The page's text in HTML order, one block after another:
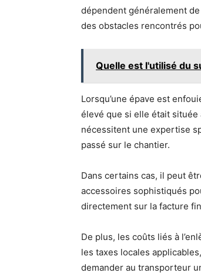
dépendent généralement
des obstacles rencontrés
Quelle est l'utilisé du
Lorsqu’une épave est
élevé que si elle était située
nécessitent une expertise
passé sur le chantier.
Dans certains cas, il peut
accessoires sophistiqués
directement sur la facture
De plus, les coûts liés à
les taxes locales
demander au transporteur